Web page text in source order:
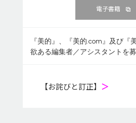
電子書籍
『美的』、『美的.com』及び『
欲ある編集者／アシスタントを
【お詫びと訂正】 ＞